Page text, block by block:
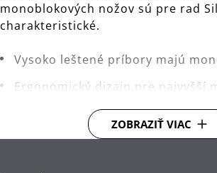
monoblokových nožov sú pre rad
charakteristické.
Vysoko leštené príbory majú
Ergonomický dizajn pre najvyšší
manipuláciu.
ZOBRAZIŤ VIAC